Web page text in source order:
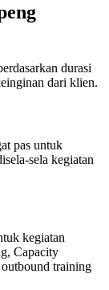
durasi
dari klien.
pas untuk
sela kegiatan
kegiatan
Capacity
training